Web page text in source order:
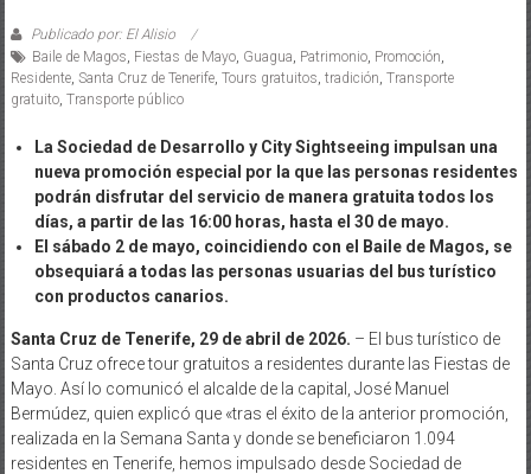
Publicado por: El Alisio
Baile de Magos Fiestas de Mayo, Guagua Patrimonio, Promoción
Residente, Santa Cruz de Tenerife, Tours gratuitos tradición Transporte
gratuito, Transporte público
La Sociedad de Desarrollo y City Sightseeing impulsan una
nueva promoción especial por la que las personas residentes
podrán disfrutar del servicio de manera gratuita todos los
días, a partir de las 16:00 horas, hasta el 30 de mayo.
El sábado 2 de mayo, coincidiendo con el Baile de Magos, se
obsequiará a todas las personas usuarias del bus turístico
con productos canarios.
Santa Cruz de Tenerife, 29 de abril de 2026. – El bus turístico de
Santa Cruz ofrece tour gratuitos a residentes durante las Fiestas de
Mayo. Así lo comunicó el alcalde de la capital, José Manuel
Bermúdez, quien explicó que «tras el éxito de la anterior promoción,
realizada en la Semana Santa y donde se beneficiaron 1.094
residentes en Tenerife, hemos impulsado desde Sociedad de